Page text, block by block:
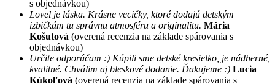
s objednávkou)
Lovel je láska. Krásne vecičky, ktoré dodajú detským
izbičkám tu správnu atmosféru a originalitu. Mária
Košutová (overená recenzia na základe spárovania s
objednávkou)
Určite odporúčam :) Kúpili sme detské kresielko, je nádherné,
kvalitné. Chválim aj bleskové dodanie. Ďakujeme :) Lucia
Kúkoľová (overená recenzia na základe spárovania s